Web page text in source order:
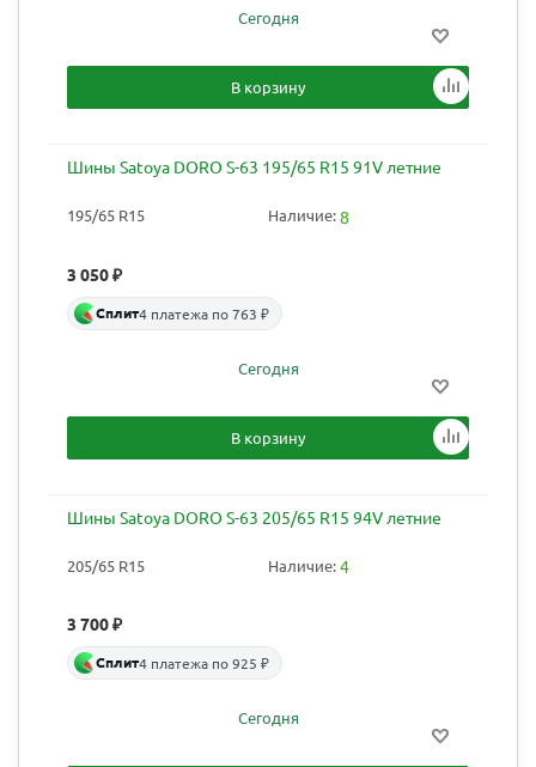
Сегодня
В корзину
Шины Satoya DORO S-63 195/65 R15 91V летние
195/65 R15 Наличие:8
3 050₽
Сплит4 платежа по 763 ₽
Сегодня
В корзину
Шины Satoya DORO S-63 205/65 R15 94V летние
205/65 R15 Наличие:4
3 700₽
Сплит4 платежа по 925 ₽
Сегодня